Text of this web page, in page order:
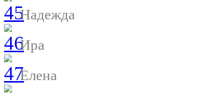
Надежда
Ира
Елена